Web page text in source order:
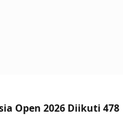
Open 2026 Diikuti 478